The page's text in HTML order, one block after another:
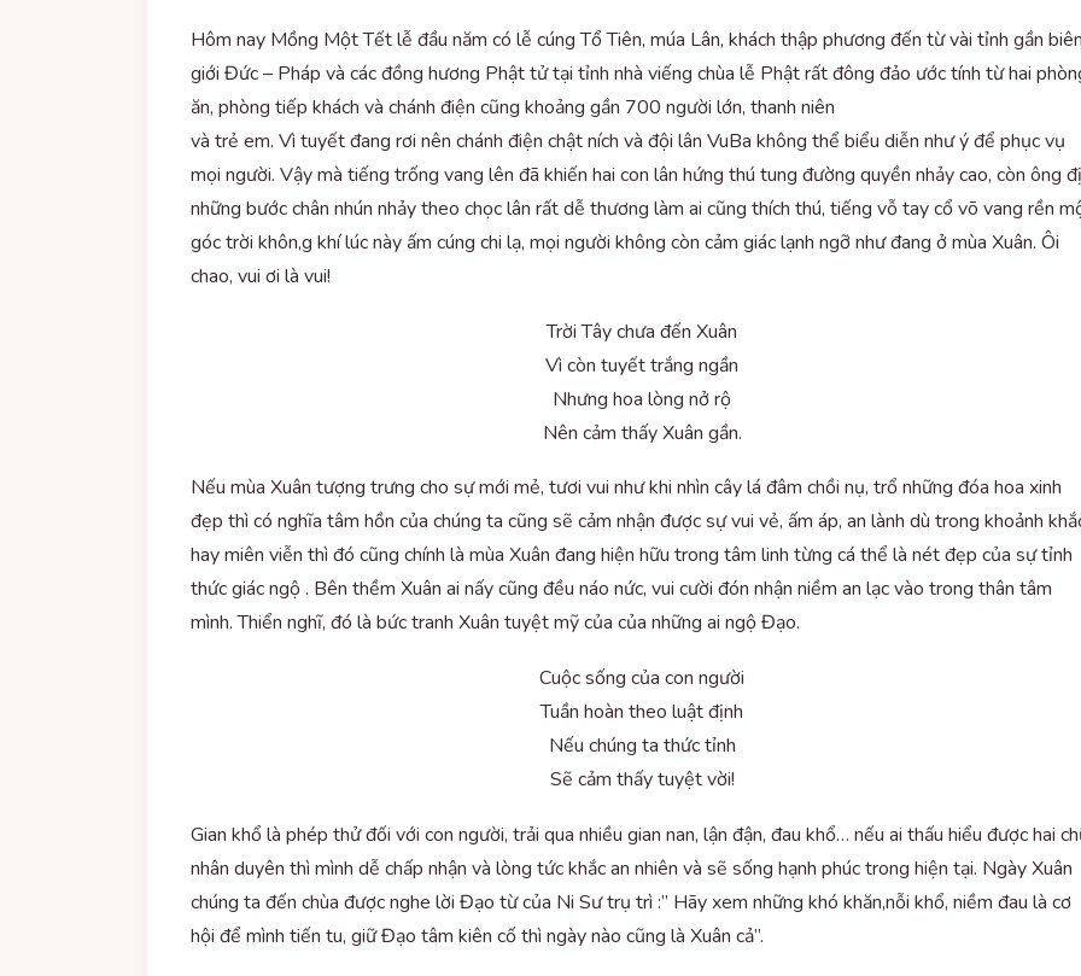
Hôm nay Mồng Một Tết lễ đầu năm có lễ cúng Tổ Tiên, múa Lân, khách thập phương đến từ vài tỉnh gần biên
giới Đức – Pháp và các đồng hương Phật tử tại tỉnh nhà viếng chùa lễ Phật rất đông đảo ước tính từ hai
ăn, phòng tiếp khách và chánh điện cũng khoảng gần 700 người lớn, thanh niên
và trẻ em. Vì tuyết đang rơi nên chánh điện chật ních và đội lân VuBa không thể biểu diễn như ý để phục vụ
mọi người. Vậy mà tiếng trống vang lên đã khiến hai con lân hứng thú tung đường quyền nhảy cao, còn ông
những bước chân nhún nhảy theo chọc lân rất dễ thương làm ai cũng thích thú, tiếng vỗ tay cổ võ vang rền
góc trời khôn,g khí lúc này ấm cúng chi lạ, mọi người không còn cảm giác lạnh ngỡ như đang ở mùa Xuân. Ôi
chao, vui ơi là vui!
Trời Tây chưa đến Xuân
Vì còn tuyết trắng ngần
Nhưng hoa lòng nở rộ
Nên cảm thấy Xuân gần.
Nếu mùa Xuân tượng trưng cho sự mới mẻ, tươi vui như khi nhìn cây lá đâm chồi nụ, trổ những đóa hoa xinh
đẹp thì có nghĩa tâm hồn của chúng ta cũng sẽ cảm nhận được sự vui vẻ, ấm áp, an lành dù trong khoảnh
hay miên viễn thì đó cũng chính là mùa Xuân đang hiện hữu trong tâm linh từng cá thể là nét đẹp của sự tỉnh
thức giác ngộ . Bên thềm Xuân ai nấy cũng đều náo nức, vui cười đón nhận niềm an lạc vào trong thân tâm
mình. Thiển nghĩ, đó là bức tranh Xuân tuyệt mỹ của của những ai ngộ Đạo.
Cuộc sống của con người
Tuần hoàn theo luật định
Nếu chúng ta thức tỉnh
Sẽ cảm thấy tuyệt vời!
Gian khổ là phép thử đối với con người, trải qua nhiều gian nan, lận đận, đau khổ… nếu ai thấu hiểu được hai
nhân duyên thì mình dễ chấp nhận và lòng tức khắc an nhiên và sẽ sống hạnh phúc trong hiện tại. Ngày Xuân
chúng ta đến chùa được nghe lời Đạo từ của Ni Sư trụ trì :” Hãy xem những khó khăn,nỗi khổ, niềm đau là cơ
hội để mình tiến tu, giữ Đạo tâm kiên cố thì ngày nào cũng là Xuân cả”.